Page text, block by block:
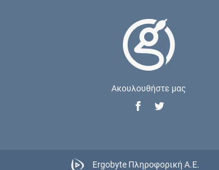
Ακουλουθήστε μας
Ergobyte Πληροφορική Α.Ε.